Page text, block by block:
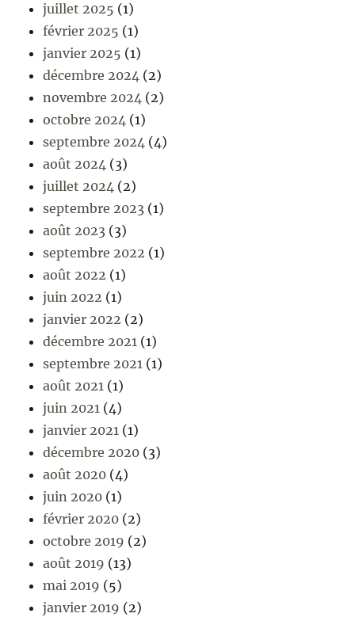
juillet 2025 (1)
février 2025 (1)
janvier 2025 (1)
décembre 2024 (2)
novembre 2024 (2)
octobre 2024 (1)
septembre 2024 (4)
août 2024 (3)
juillet 2024 (2)
septembre 2023 (1)
août 2023 (3)
septembre 2022 (1)
août 2022 (1)
juin 2022 (1)
janvier 2022 (2)
décembre 2021 (1)
septembre 2021 (1)
août 2021 (1)
juin 2021 (4)
janvier 2021 (1)
décembre 2020 (3)
août 2020 (4)
juin 2020 (1)
février 2020 (2)
octobre 2019 (2)
août 2019 (13)
mai 2019 (5)
janvier 2019 (2)